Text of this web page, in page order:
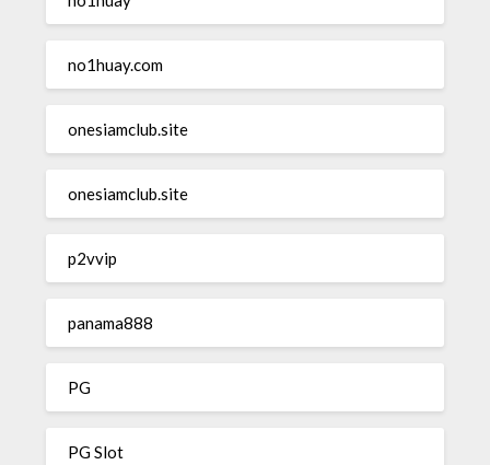
no1huay.com
onesiamclub.site
onesiamclub.site
p2vvip
panama888
PG
PG Slot